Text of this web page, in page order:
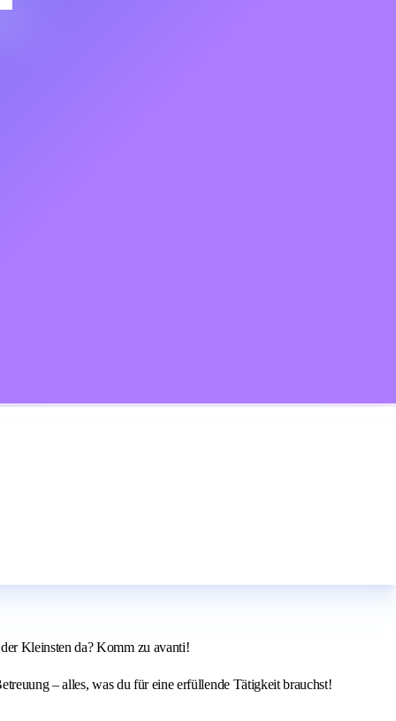
Kleinsten da? Komm zu avanti!
– alles, was du für eine erfüllende Tätigkeit brauchst!